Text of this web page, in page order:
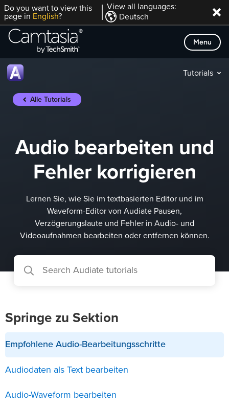
Direkt
zum
Inhalt
Do you want to view this
page in English?
View all languages:
Deutsch
Menu
Tutorials
Alle Tutorials
Audio bearbeiten und
Fehler korrigieren
Lernen Sie, wie Sie im textbasierten Editor und im
Waveform-Editor von Audiate Pausen,
Verzögerungslaute und Fehler in Audio- und
Videoaufnahmen bearbeiten oder entfernen können.
Springe zu Sektion
Empfohlene Audio-Bearbeitungsschritte
Audiodaten als Text bearbeiten
Audio-Waveform bearbeiten